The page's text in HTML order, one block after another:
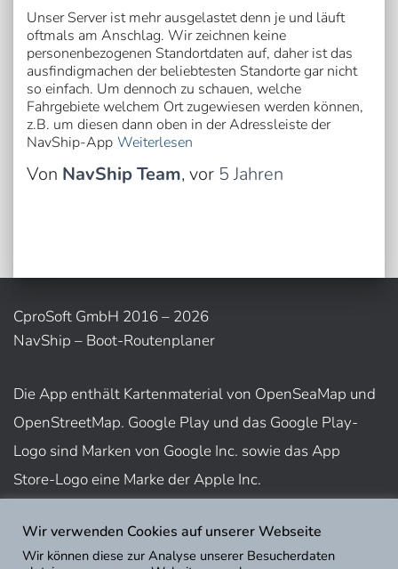
Unser Server ist mehr ausgelastet denn je und läuft
oftmals am Anschlag. Wir zeichnen keine
personenbezogenen Standortdaten auf, daher ist das
ausfindigmachen der beliebtesten Standorte gar nicht
so einfach. Um dennoch zu schauen, welche
Fahrgebiete welchem Ort zugewiesen werden können,
z.B. um diesen dann oben in der Adressleiste der
NavShip-App Weiterlesen
Von NavShip Team, vor 5 Jahren
CproSoft GmbH 2016 – 2026
NavShip – Boot-Routenplaner
Die App enthält Kartenmaterial von OpenSeaMap und
OpenStreetMap. Google Play und das Google Play-
Logo sind Marken von Google Inc. sowie das App
Store-Logo eine Marke der Apple Inc.
Nutzungsbedingungen
Impressum
Wir verwenden Cookies auf unserer Webseite
Wir können diese zur Analyse unserer Besucherdaten